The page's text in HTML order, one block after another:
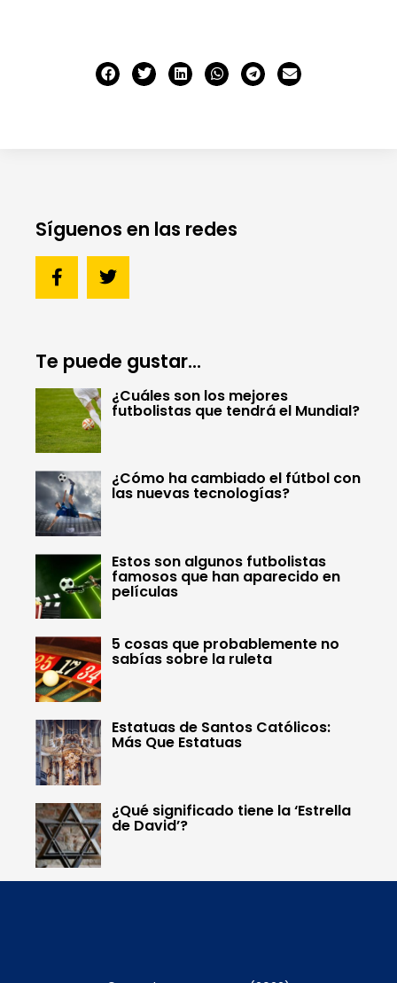
Síguenos en las redes
Te puede gustar...
¿Cuáles son los mejores
futbolistas que tendrá el Mundial?
¿Cómo ha cambiado el fútbol con
las nuevas tecnologías?
Estos son algunos futbolistas
famosos que han aparecido en
películas
5 cosas que probablemente no
sabías sobre la ruleta
Estatuas de Santos Católicos:
Más Que Estatuas
¿Qué significado tiene la ‘Estrella
de David’?